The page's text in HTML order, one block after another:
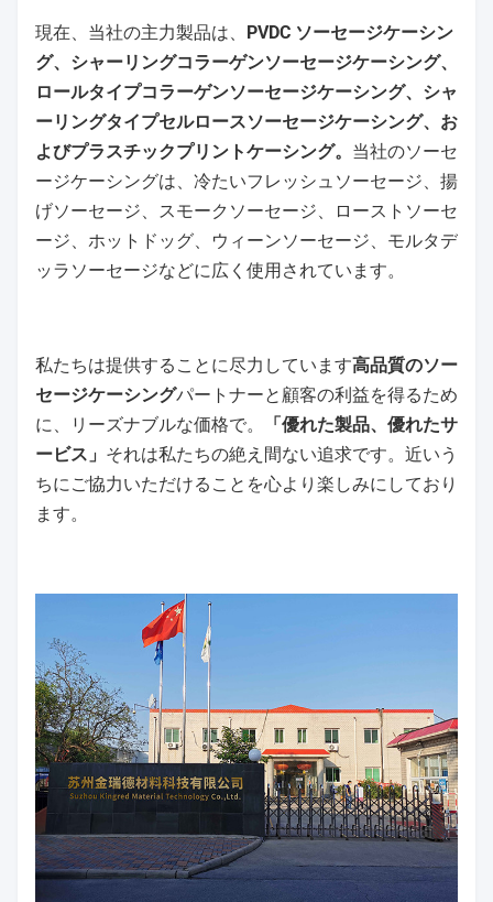
現在、当社の主力製品は、 PVDC ソーセージケーシン
グ、シャーリングコラーゲンソーセージケーシング、
ロールタイプコラーゲンソーセージケーシング、シャ
ーリングタイプセルロースソーセージケーシング、お
よびプラスチックプリントケーシング。 当社のソーセ
ージケーシングは、冷たいフレッシュソーセージ、揚
げソーセージ、スモークソーセージ、ローストソーセ
ージ、ホットドッグ、ウィーンソーセージ、モルタデ
ッラソーセージなどに広く使用されています。
私たちは提供することに尽力しています高品質のソー
セージケーシングパートナーと顧客の利益を得るため
に、リーズナブルな価格で。
「優れた製品、優れたサ
ービス」 それは私たちの絶え間ない追求です。近いう
ちにご協力いただけることを心より楽しみにしており
ます。